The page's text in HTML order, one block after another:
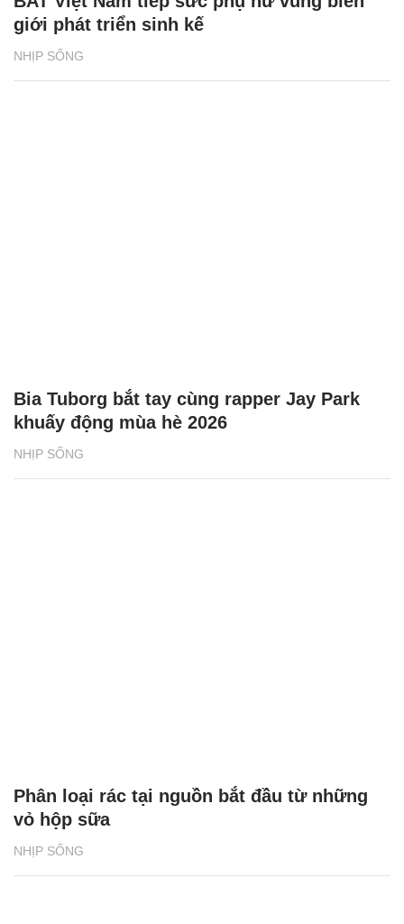
NHỊP SỐNG
giới phát triển sinh kế
NHỊP SỐNG
Bia Tuborg bắt tay cùng rapper Jay Park
khuấy động mùa hè 2026
NHỊP SỐNG
Phân loại rác tại nguồn bắt đầu từ những
vỏ hộp sữa